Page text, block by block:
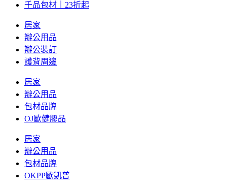
千品包材｜23折起
居家
辦公用品
辦公裝訂
護背周邊
居家
辦公用品
包材品牌
OJ歐健膠品
居家
辦公用品
包材品牌
OKPP歐凱普